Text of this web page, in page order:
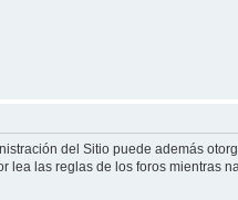
del Sitio puede además
lea las reglas de los foros mientras